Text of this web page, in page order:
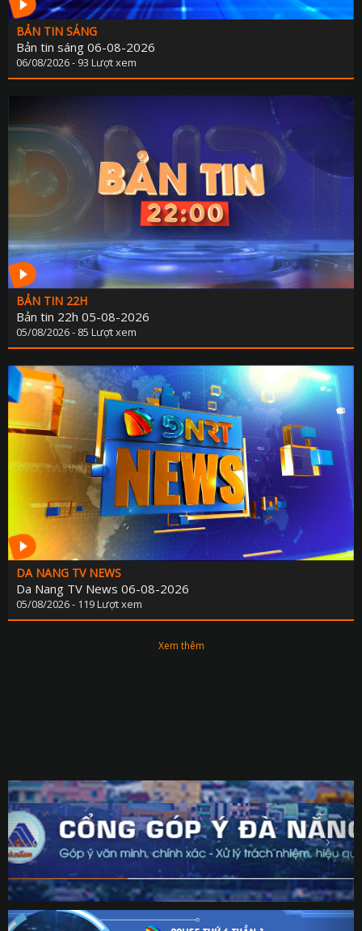
BẢN TIN SÁNG
Bản tin sáng 06-08-2026
06/08/2026 - 93 Lượt xem
BẢN TIN 22H
Bản tin 22h 05-08-2026
05/08/2026 - 85 Lượt xem
DA NANG TV NEWS
Da Nang TV News 06-08-2026
05/08/2026 - 119 Lượt xem
Xem thêm